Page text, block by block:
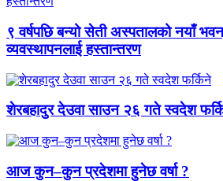
९ वर्षपछि बन्यो सेती अस्पतालको नयाँ
व्यवस्थापनलाई हस्तान्तरण
शेरबहादुर देउवा साउन २६ गते स्वदेश
आज कुन–कुन प्रदेशमा हुनेछ वर्षा ?